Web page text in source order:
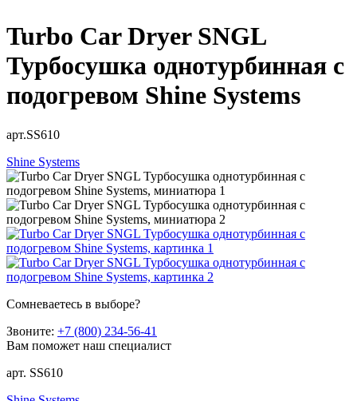
Turbo Car Dryer SNGL
Турбосушка однотурбинная с
подогревом Shine Systems
арт.SS610
Shine Systems
Сомневаетесь в выборе?
Звоните: +7 (800) 234-56-41
Вам поможет наш специалист
арт. SS610